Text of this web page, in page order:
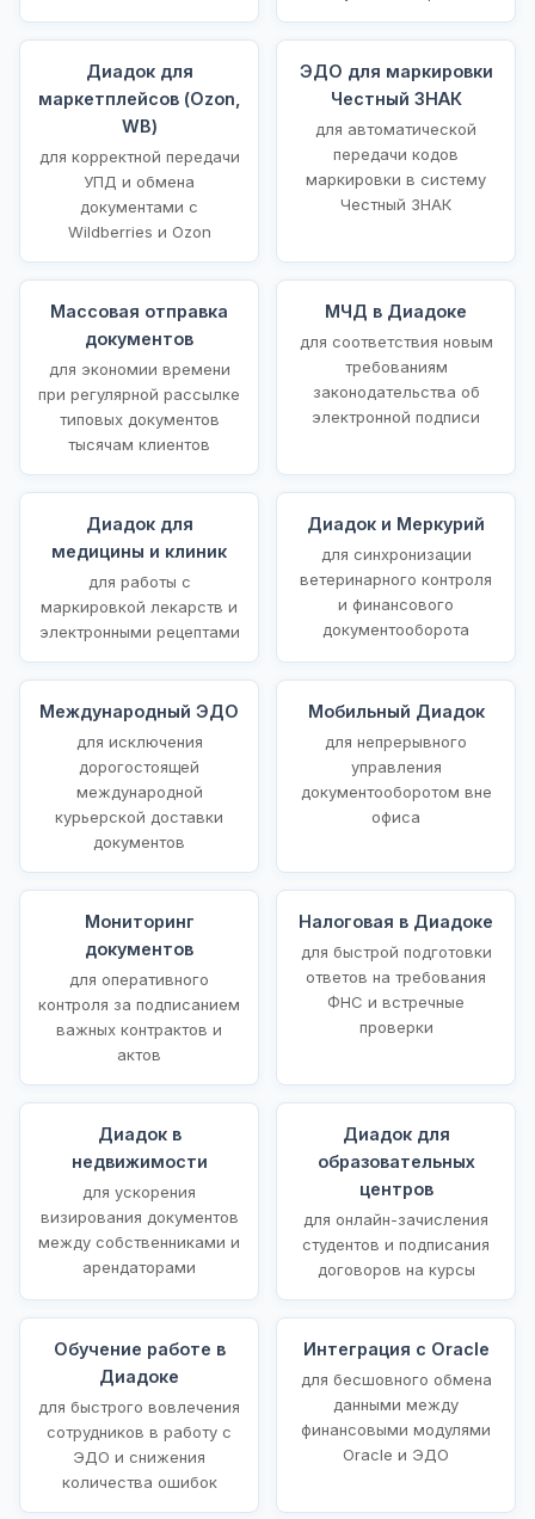
Диадок для
маркетплейсов (Ozon,
WB)
для корректной передачи
УПД и обмена
документами с
Wildberries и Ozon
ЭДО для маркировки
Честный ЗНАК
для автоматической
передачи кодов
маркировки в систему
Честный ЗНАК
Массовая отправка
документов
для экономии времени
при регулярной рассылке
типовых документов
тысячам клиентов
МЧД в Диадоке
для соответствия новым
требованиям
законодательства об
электронной подписи
Диадок для
медицины и клиник
для работы с
маркировкой лекарств и
электронными рецептами
Диадок и Меркурий
для синхронизации
ветеринарного контроля
и финансового
документооборота
Международный ЭДО
для исключения
дорогостоящей
международной
курьерской доставки
документов
Мобильный Диадок
для непрерывного
управления
документооборотом вне
офиса
Мониторинг
документов
для оперативного
контроля за подписанием
важных контрактов и
актов
Налоговая в Диадоке
для быстрой подготовки
ответов на требования
ФНС и встречные
проверки
Диадок в
недвижимости
для ускорения
визирования документов
между собственниками и
арендаторами
Диадок для
образовательных
центров
для онлайн-зачисления
студентов и подписания
договоров на курсы
Обучение работе в
Диадоке
для быстрого вовлечения
сотрудников в работу с
ЭДО и снижения
количества ошибок
Интеграция с Oracle
для бесшовного обмена
данными между
финансовыми модулями
Oracle и ЭДО